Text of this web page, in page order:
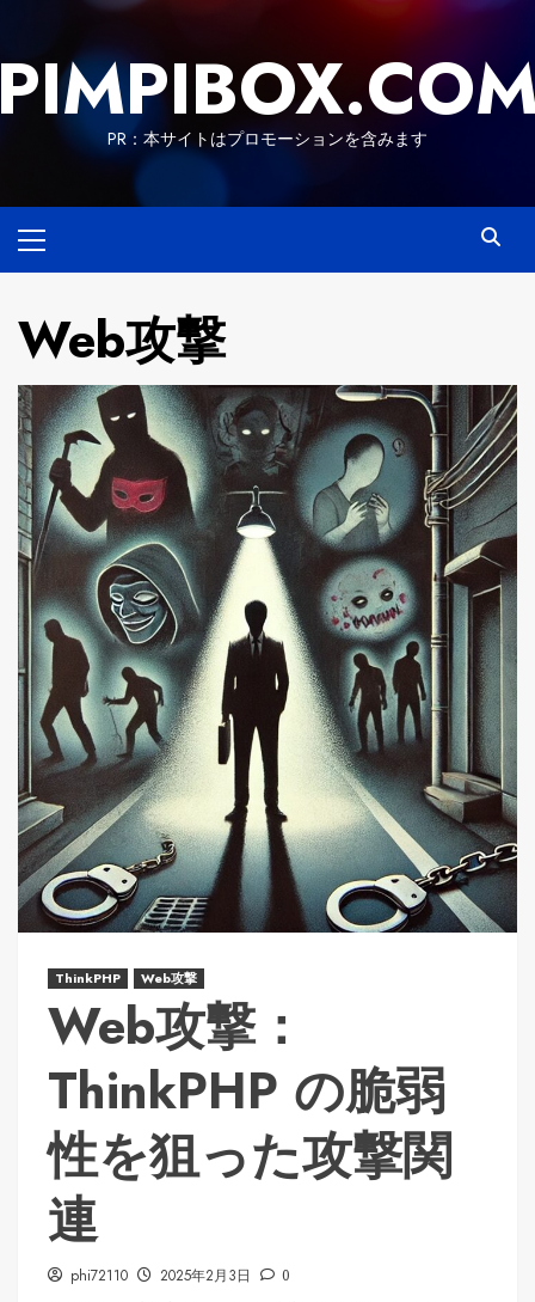
content
PR：本サイトはプロモーションを含みます
Menu
Web攻撃
ThinkPHP Web攻撃
Web攻撃：
ThinkPHP の脆弱
性を狙った攻撃関
連
phi72110 2025年2月3日 0